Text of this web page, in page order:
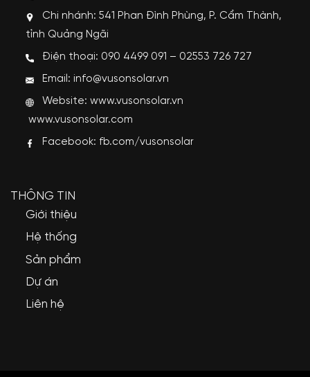
Chi nhánh: 541 Phan Đình Phùng, P. Cẩm Thành,
tỉnh Quảng Ngãi
Điện thoại: 090 4499 091 – 02553 726 727
Email: info@vusonsolar.vn
Website:www.vusonsolar.vn
www.vusonsolar.com
Facebook: fb.com/vusonsolar
THÔNG TIN
Giới thiệu
Hệ thống
Sản phẩm
Dự án
Liên hệ